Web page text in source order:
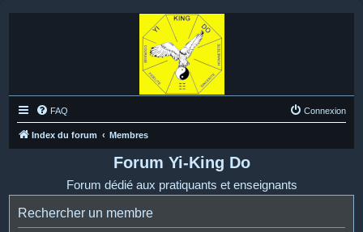
FAQ Connexion
Index du forum Membres
Forum Yi-King Do
Forum dédié aux pratiquants et enseignants
Rechercher un membre